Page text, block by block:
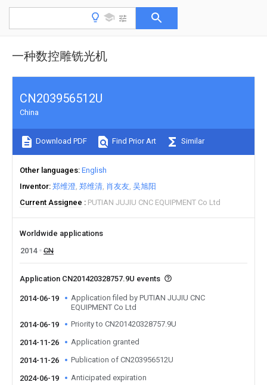
一种数控雕铣光机
CN203956512U
China
Download PDF Find Prior Art Similar
Other languages English
Inventor 郑维澄 郑维清 肖友友 吴旭阳
Current Assignee
PUTIAN JUJIU CNC EQUIPMENT Co Ltd
Worldwide applications
2014
CN
Application CN201420328757.9U events
2014-06-19
Application filed by PUTIAN JUJIU CNC
EQUIPMENT Co Ltd
2014-06-19
Priority to CN201420328757.9U
2014-11-26 Application granted
2014-11-26 Publication of CN203956512U
2024-06-19 Anticipated expiration